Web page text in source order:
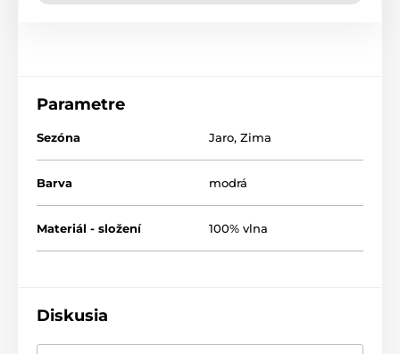
Parametre
Sezóna Jaro, Zima
Barva modrá
Materiál - složení 100% vlna
Diskusia